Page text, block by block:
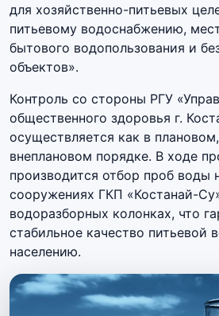
для хозяйственно-питьевых
питьевому водоснабжению,
бытового водопользования и
объектов».
Контроль со стороны РГУ
общественного здоровья г.
осуществляется как в
внеплановом порядке. В ходе
производится отбор проб воды
сооружениях ГКП «Костанай-
водоразборных колонках, что
стабильное качество питьевой
населению.